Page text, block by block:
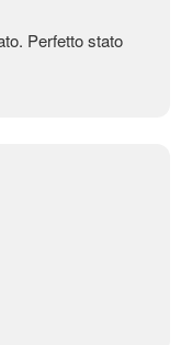
Perfetto stato